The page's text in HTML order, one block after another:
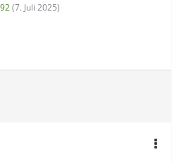
(7. Juli 2025)